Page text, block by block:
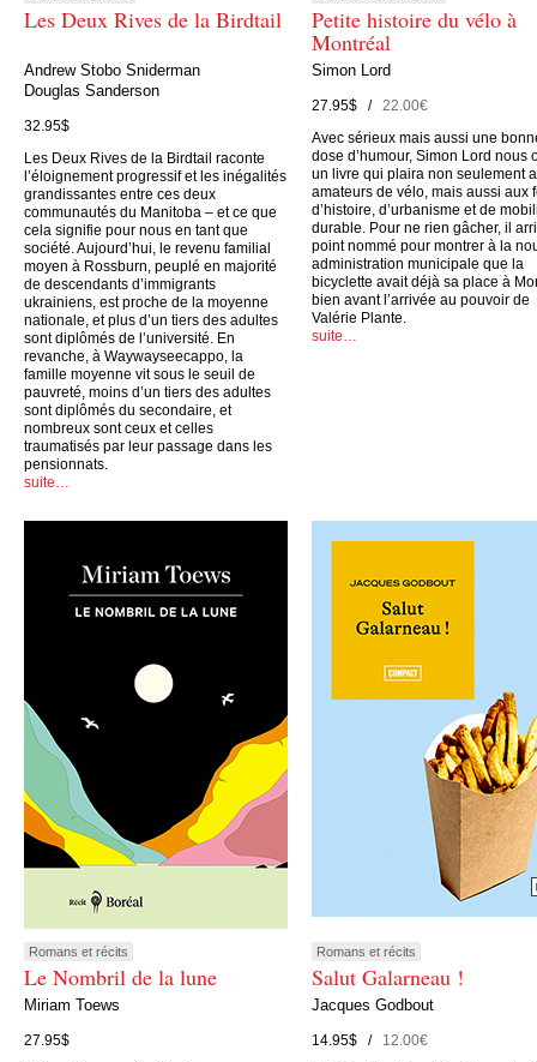
Les Deux Rives de la Birdtail
Andrew Stobo Sniderman
Douglas Sanderson
32.95$
Les Deux Rives de la Birdtail raconte
l’éloignement progressif et les inégalités
grandissantes entre ces deux
communautés du Manitoba – et ce que
cela signifie pour nous en tant que
société. Aujourd’hui, le revenu familial
moyen à Rossburn, peuplé en majorité
de descendants d’immigrants
ukrainiens, est proche de la moyenne
nationale, et plus d’un tiers des adultes
sont diplômés de l’université. En
revanche, à Waywayseecappo, la
famille moyenne vit sous le seuil de
pauvreté, moins d’un tiers des adultes
sont diplômés du secondaire, et
nombreux sont ceux et celles
traumatisés par leur passage dans les
pensionnats.
suite…
Petite histoire du vélo à
Montréal
Simon Lord
27.95$ /22.00€
Avec sérieux mais aussi une
dose d’humour, Simon Lord nous
un livre qui plaira non seulement
amateurs de vélo, mais aussi aux
d’histoire, d’urbanisme et de
durable. Pour ne rien gâcher, il
point nommé pour montrer à la
administration municipale que la
bicyclette avait déjà sa place à
bien avant l’arrivée au pouvoir de
Valérie Plante.
suite…
Romans et récits
Le Nombril de la lune
Miriam Toews
27.95$
Romans et récits
Salut Galarneau !
Jacques Godbout
14.95$ /12.00€